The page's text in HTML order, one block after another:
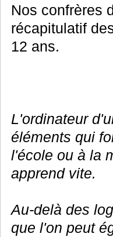
Nos confrères
récapitulatif
12 ans.
L'ordinateur
éléments qui
l'école ou à la
apprend vite.
Au-delà des
que l'on peut